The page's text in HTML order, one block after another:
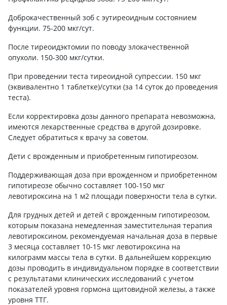
Доброкачественный зоб с эутиреоидным состоянием
функции. 75-200 мкг/сут.
После тиреоидэктомии по поводу злокачественной
опухоли. 150-300 мкг/сутки.
При проведении теста тиреоидной супрессии. 150 мкг
(эквивалентно 1 таблетке)/сутки (за 14 суток до проведения
теста).
Если корректировка дозы данного препарата невозможна,
имеются лекарственные средства в другой дозировке.
Следует обратиться к врачу за советом.
Дети с врожденным и приобретенным гипотиреозом.
Поддерживающая доза при врожденном и приобретенном
гипотиреозе обычно составляет 100-150 мкг
левотироксина на 1 м2 площади поверхности тела в сутки.
Для грудных детей и детей с врожденным гипотиреозом,
которым показана немедленная заместительная терапия
левотироксином, рекомендуемая начальная доза в первые
3 месяца составляет 10-15 мкг левотироксина на
килограмм массы тела в сутки. В дальнейшем коррекцию
дозы проводить в индивидуальном порядке в соответствии
с результатами клинических исследований с учетом
показателей уровня гормона щитовидной железы, а также
уровня ТТГ.